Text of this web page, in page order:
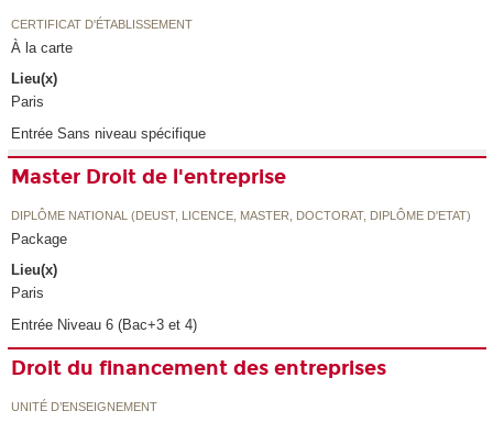
CERTIFICAT D'ÉTABLISSEMENT
À la carte
Lieu(x)
Paris
Entrée Sans niveau spécifique
Master Droit de l'entreprise
DIPLÔME NATIONAL (DEUST, LICENCE, MASTER, DOCTORAT, DIPLÔME D'ETAT)
Package
Lieu(x)
Paris
Entrée Niveau 6 (Bac+3 et 4)
Droit du financement des entreprises
UNITÉ D’ENSEIGNEMENT